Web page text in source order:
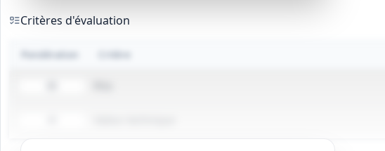
Critères d'évaluation
Pondération Critère